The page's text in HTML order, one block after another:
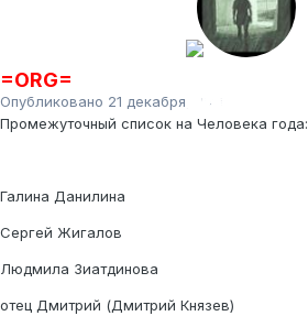
=ORG=
Опубликовано 21 декабря, 2011
Промежуточный список на Человека года:
Галина Данилина
Сергей Жигалов
Людмила Зиатдинова
отец Дмитрий (Дмитрий Князев)